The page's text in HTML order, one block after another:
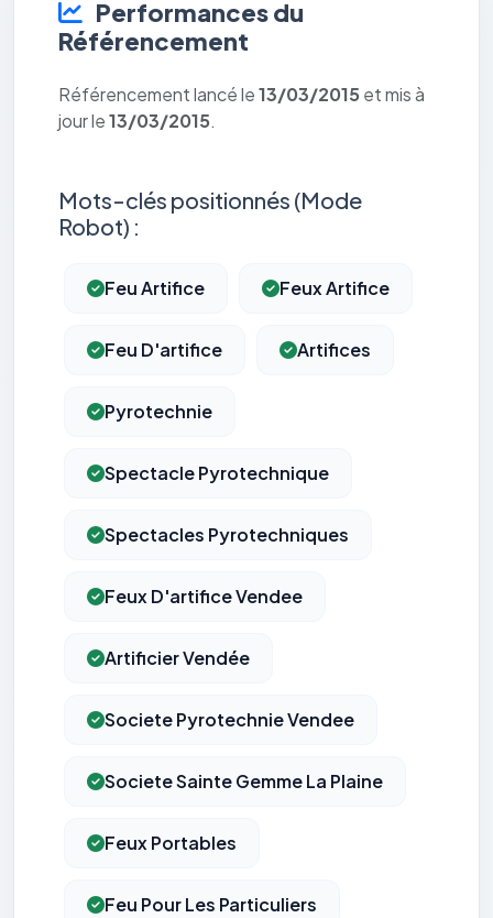
Performances du
Référencement
Référencement lancé le13/03/2015 et mis à
jour le13/03/2015.
Mots-clés positionnés (Mode
Robot) :
Feu Artifice Feux Artifice
Feu D'artifice Artifices
Pyrotechnie
Spectacle Pyrotechnique
Spectacles Pyrotechniques
Feux D'artifice Vendee
Artificier Vendée
Societe Pyrotechnie Vendee
Societe Sainte Gemme La Plaine
Feux Portables
Feu Pour Les Particuliers